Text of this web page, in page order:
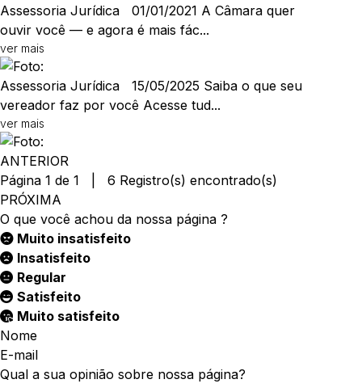
Assessoria Jurídica 01/01/2021 A Câmara quer
ouvir você — e agora é mais fác...
ver mais
Assessoria Jurídica 15/05/2025 Saiba o que seu
vereador faz por você Acesse tud...
ver mais
ANTERIOR
Página 1 de 1 | 6 Registro(s) encontrado(s)
PRÓXIMA
O que você achou da nossa página ?
Muito insatisfeito
Insatisfeito
Regular
Satisfeito
Muito satisfeito
Nome
E-mail
Qual a sua opinião sobre nossa página?